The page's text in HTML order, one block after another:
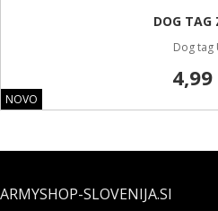
ARMYSHOP-SLOVENIJA.SI